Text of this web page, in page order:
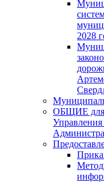
2028
ОБЩИЕ для